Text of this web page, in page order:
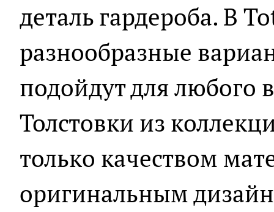
деталь гардероба. В
разнообразные
подойдут для любого
Толстовки из
только качеством
оригинальным